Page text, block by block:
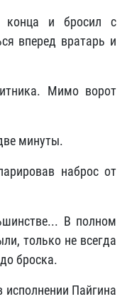
конца и бросил с
вперед вратарь и
Мимо ворот
минуты.
наброс от
В полном
только не всегда
броска.
Пайгина